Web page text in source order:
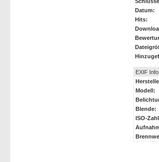
Datum:
Hits:
EXIF Info
Modell:
Blende:
ISO-